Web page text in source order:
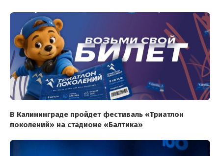
В Калининграде пройдет фестиваль «Триатлон
поколений» на стадионе «Балтика»